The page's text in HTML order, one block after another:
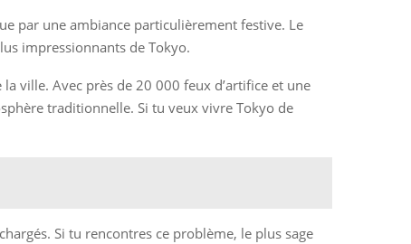
par une ambiance particulièrement festive. Le
impressionnants de Tokyo.
ville. Avec près de 20 000 feux d’artifice et une
traditionnelle. Si tu veux vivre Tokyo de
Si tu rencontres ce problème, le plus sage